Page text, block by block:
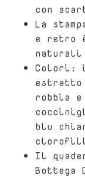
con
La
e retro
naturali
Colori:
robbia
blu
Il
Bottega